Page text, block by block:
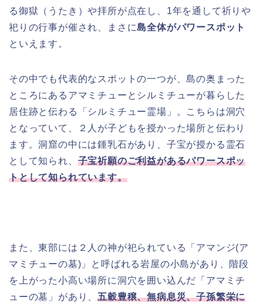
る御獄（うたき）や拝所が点在し、1年を通して祈りや
祀りの行事が催され、まさに島全体がパワースポット
といえます。
その中でも代表的なスポットの一つが、島の奥まった
ところにあるアマミチューとシルミチューが暮らした
居住跡と伝わる「シルミチュー霊場」。こちらは洞穴
となっていて、２人が子どもを授かった場所と伝わり
ます。洞窟の中には鍾乳石があり、子宝が授かる霊石
として知られ、 子宝祈願のご利益があるパワースポッ
トとして知られています。
また、東部には２人の神が祀られている「アマンジ(ア
マミチューの墓)」と呼ばれる岩屋の小島があり、階段
を上がった小高い場所に洞穴を囲い込んだ「アマミチ
ューの墓」があり、五穀豊穣、無病息災、子孫繁栄に